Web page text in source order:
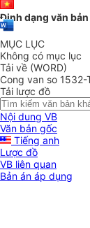
Định dạng văn
MỤC LỤC
Không có mục lục
Tải về (WORD)
Cong van so
Tải lược đồ
Nội dung VB
Văn bản gốc
Tiếng anh
Lược đồ
VB liên quan
Bản án áp dụng